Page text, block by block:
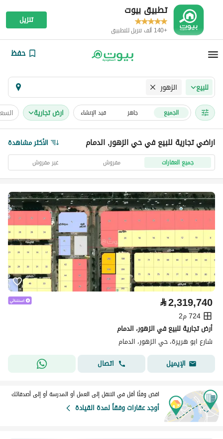
تطبيق بيوت
+140 ألف تنزيل للتطبيق
تنزيل
حفظ
للبيع الزهور
الجميع جاهز قيد الإنشاء ارض تجارية
اراضي تجارية للبيع في حي الزهور, الدمام الأكثر مشاهدة
جميع العقارات مفروش غير مفروش
⃁2,319,740
724 م2
أرض تجارية للبيع في الزهور، الدمام
شارع ابو هريرة، حي الزهور، الدمام
الإيميل
اتصال
اقض وقتًا أقل في التنقل إلى العمل أو المدرسة أو إلى أصدقائك
أوجد عقارات وفقاً لمدة القيادة